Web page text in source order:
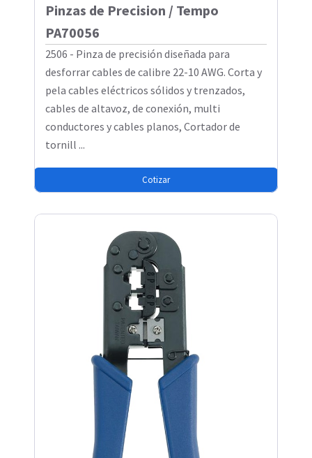
Pinzas de Precision / Tempo
PA70056
2506 - Pinza de precisión diseñada para
desforrar cables de calibre 22-10 AWG. Corta y
pela cables eléctricos sólidos y trenzados,
cables de altavoz, de conexión, multi
conductores y cables planos, Cortador de
tornill ...
Cotizar